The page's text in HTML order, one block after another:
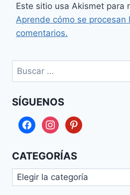
Este sitio usa Akismet para
Aprende cómo se
comentarios.
Buscar:
SÍGUENOS
facebookinstagrampinterest
CATEGORÍAS
Categorías